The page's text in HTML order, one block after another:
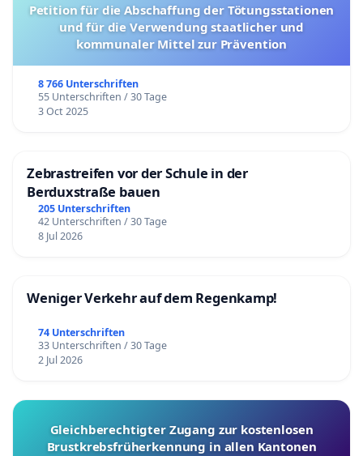
Petition für die Abschaffung der Tötungsstationen
und für die Verwendung staatlicher und
kommunaler Mittel zur Prävention
8 766 Unterschriften
55 Unterschriften / 30 Tage
3 Oct 2025
Zebrastreifen vor der Schule in der
Berduxstraße bauen
205 Unterschriften
42 Unterschriften / 30 Tage
8 Jul 2026
Weniger Verkehr auf dem Regenkamp!
74 Unterschriften
33 Unterschriften / 30 Tage
2 Jul 2026
Gleichberechtigter Zugang zur kostenlosen
Brustkrebsfrüherkennung in allen Kantonen